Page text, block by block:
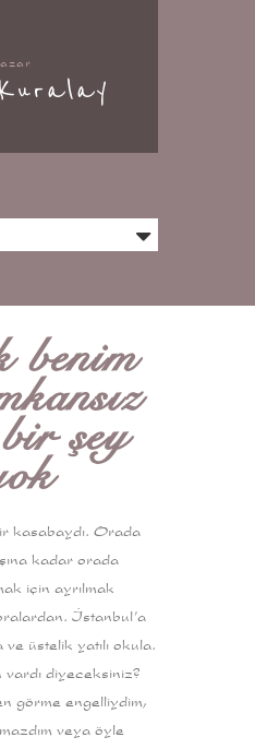
şey
kasabaydı. Orada
kadar orada
için ayrılmak
İstanbul’a
ve üstelik yatılı okula.
diyeceksiniz?
engelliydim,
veya öyle